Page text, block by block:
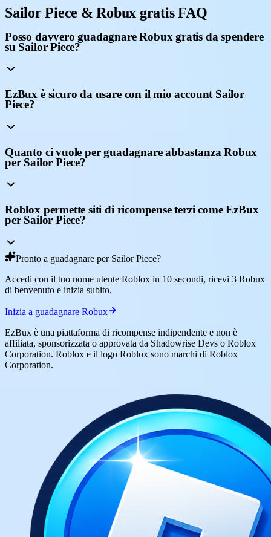
Sailor Piece & Robux gratis FAQ
Posso davvero guadagnare Robux gratis da spendere
su Sailor Piece?
EzBux è sicuro da usare con il mio account Sailor
Piece?
Quanto ci vuole per guadagnare abbastanza Robux
per Sailor Piece?
Roblox permette siti di ricompense terzi come EzBux
per Sailor Piece?
Pronto a guadagnare per Sailor Piece?
Accedi con il tuo nome utente Roblox in 10 secondi, ricevi 3 Robux
di benvenuto e inizia subito.
Inizia a guadagnare Robux
EzBux è una piattaforma di ricompense indipendente e non è
affiliata, sponsorizzata o approvata da Shadowrise Devs o Roblox
Corporation. Roblox e il logo Roblox sono marchi di Roblox
Corporation.